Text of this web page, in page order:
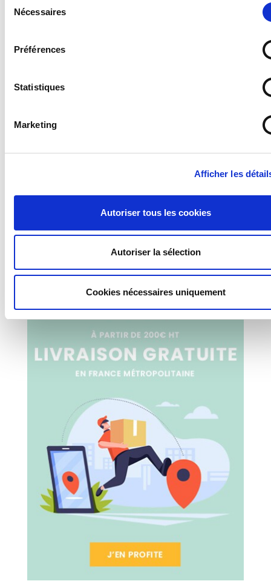
Nécessaires
Préférences
Statistiques
Marketing
Afficher les
Autoriser tous les cookies
Autoriser la sélection
Cookies nécessaires uniquement